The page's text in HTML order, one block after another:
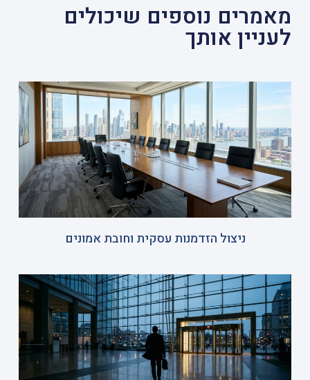
מאמרים נוספים שיכולים
לעניין אותך
ניצול הזדמנות עסקית וחובת אמונים